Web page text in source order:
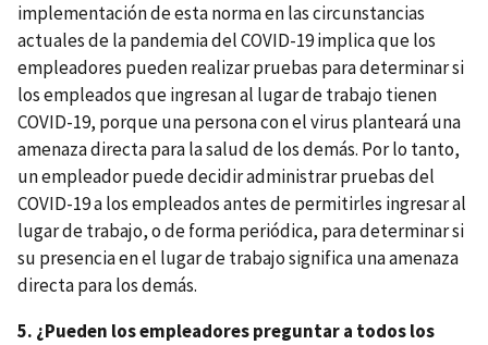
implementación de esta norma en las circunstancias
actuales de la pandemia del COVID-19 implica que los
empleadores pueden realizar pruebas para determinar si
los empleados que ingresan al lugar de trabajo tienen
COVID-19, porque una persona con el virus planteará una
amenaza directa para la salud de los demás. Por lo tanto,
un empleador puede decidir administrar pruebas del
COVID-19 a los empleados antes de permitirles ingresar al
lugar de trabajo, o de forma periódica, para determinar si
su presencia en el lugar de trabajo significa una amenaza
directa para los demás.
5. ¿Pueden los empleadores preguntar a todos los